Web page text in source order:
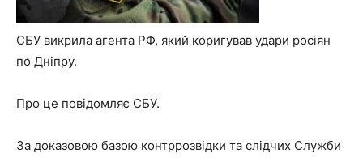
СБУ викрила агента РФ, який коригував удари росіян
по Дніпру.
Про це повідомляє СБУ.
За доказовою базою контррозвідки та слідчих Служби